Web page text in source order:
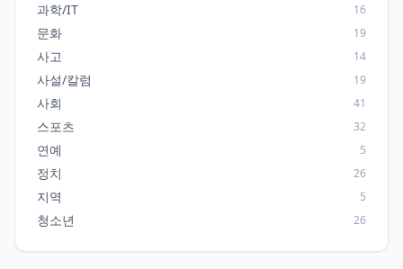
과학/IT 16
문화 19
사고 14
사설/칼럼 19
사회 41
스포츠 32
연예 5
정치 26
지역 5
청소년 26